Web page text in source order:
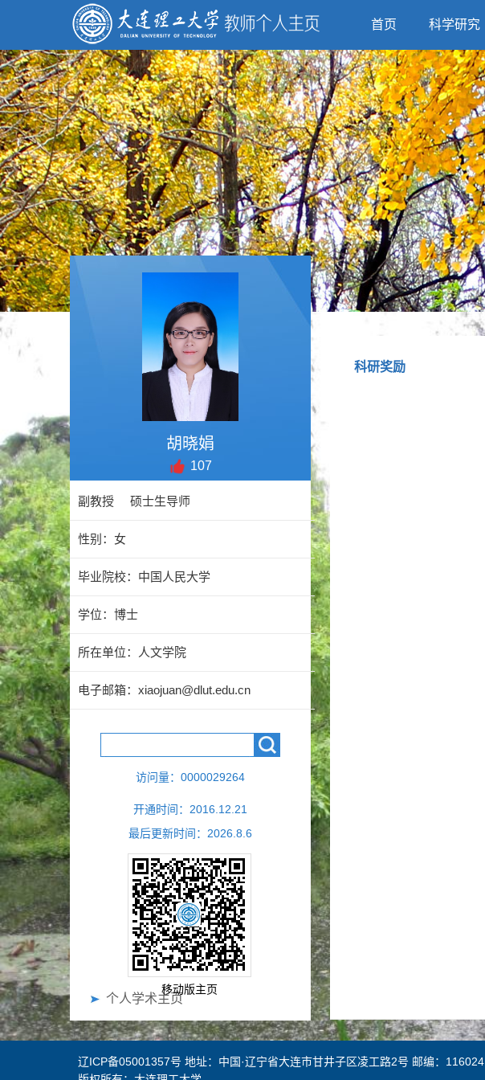
首页 科学研究
胡晓娟
107
副教授 硕士生导师
性别：女
毕业院校：中国人民大学
学位：博士
所在单位：人文学院
电子邮箱： xiaojuan@dlut.edu.cn
访问量： 0000029264
开通时间： 2016 12 21
最后更新时间： 2026 8 6
移动版主页
个人学术主页
科研奖励
辽ICP备05001357号 地址：中国·辽宁省大连市甘井子区凌工路2号 邮编：116024